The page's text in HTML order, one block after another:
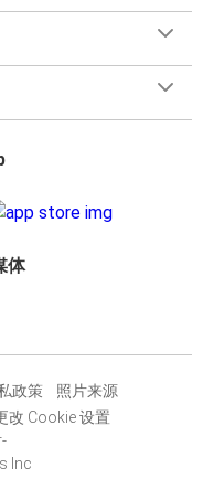
体
政策
照片来源
改 Cookie 设置
Inc